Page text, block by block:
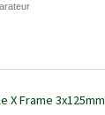
X Frame 3x125mm